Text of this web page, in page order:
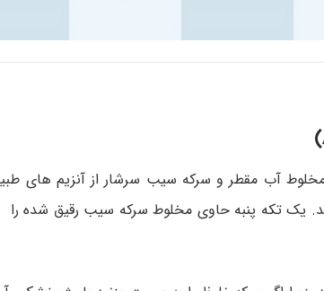
آب مقطر و سرکه سیب سرشار از آنزیم های
یک تکه پنبه حاوی مخلوط سرکه سیب رقیق